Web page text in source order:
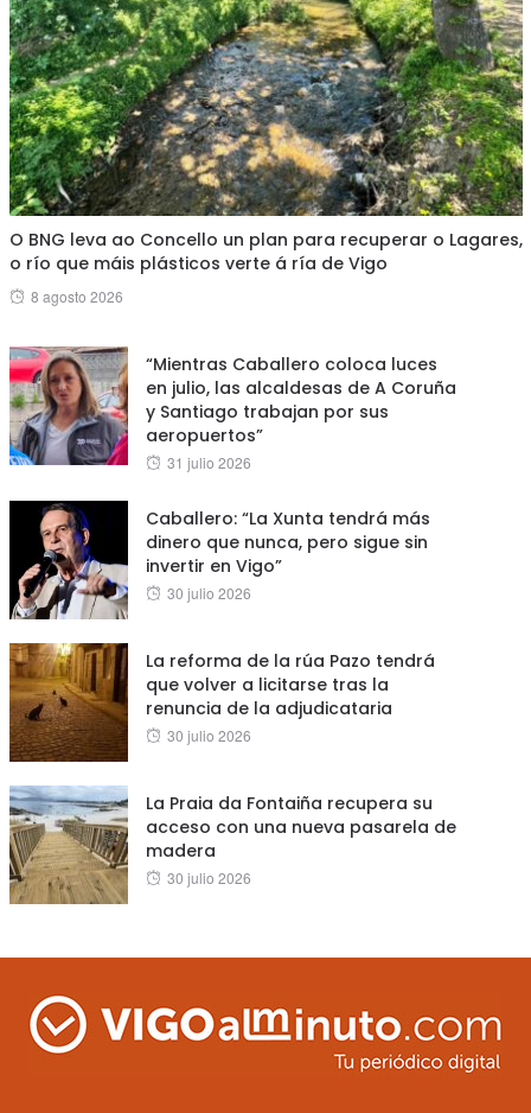
O BNG leva ao Concello un plan para recuperar o Lagares,
o río que máis plásticos verte á ría de Vigo
Posted
8 agosto 2026
“Mientras Caballero coloca luces
en julio, las alcaldesas de A Coruña
y Santiago trabajan por sus
aeropuertos”
Posted
31 julio 2026
Caballero: “La Xunta tendrá más
dinero que nunca, pero sigue sin
invertir en Vigo”
Posted
30 julio 2026
La reforma de la rúa Pazo tendrá
que volver a licitarse tras la
renuncia de la adjudicataria
Posted
30 julio 2026
La Praia da Fontaiña recupera su
acceso con una nueva pasarela de
madera
Posted
30 julio 2026